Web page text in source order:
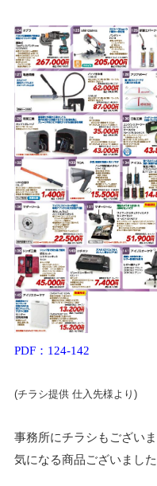
PDF：124-142
(チラシ提供 仕入先様より)
事務所にチラシもございま
気になる商品ございまし